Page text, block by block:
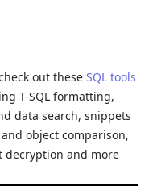
out these SQL tools
T-SQL formatting,
data search, snippets
object comparison,
decryption and more